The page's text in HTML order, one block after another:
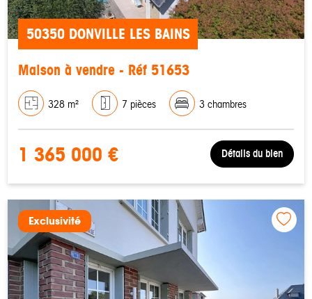
50350 DONVILLE LES BAINS
Maison à vendre - Réf 51653
328 m² 7 pièces 3 chambres
1 365 000 € Détails du bien
Exclusivité